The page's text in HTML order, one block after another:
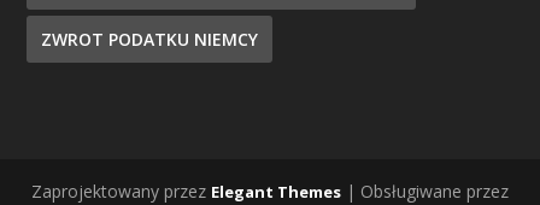
ZWROT PODATKU NIEMCY
Zaprojektowany przez Elegant Themes | Obsługiwane przez